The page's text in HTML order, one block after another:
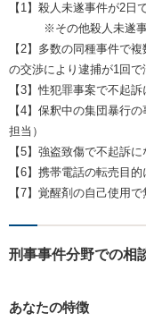
【1】殺人未遂事件が2
※その他殺人未遂事件
【2】多数の同種事件で
の交渉により逮捕が1回
【3】性犯罪事案で不起
【4】保釈中の集団暴行
担当）
【5】強盗致傷で不起訴
【6】携帯電話の転売目
【7】覚醒剤の自己使用
刑事事件分野での相
あなたの特徴